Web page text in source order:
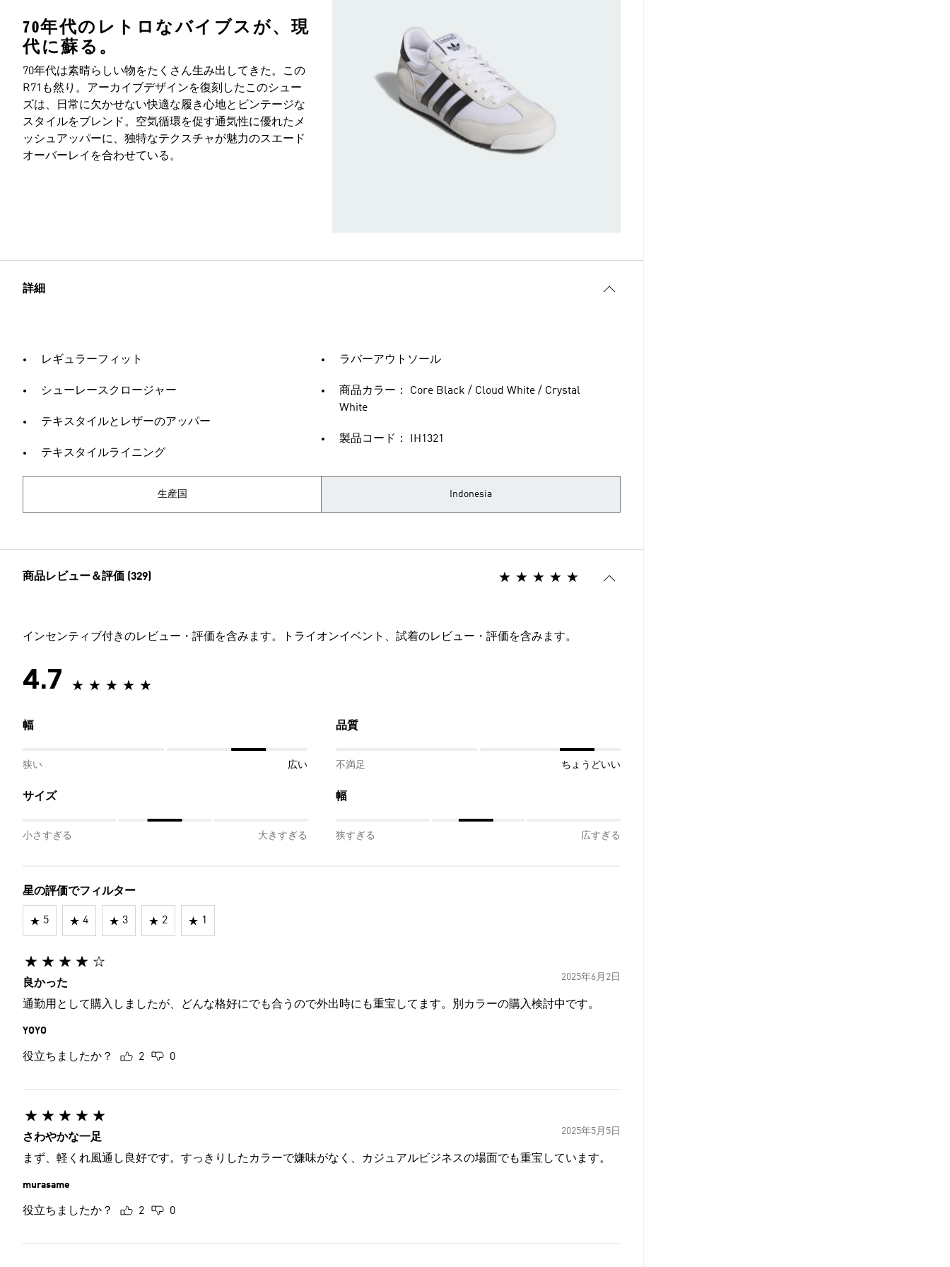
70年代のレトロなバイブスが、現
代に蘇る。
70年代は素晴らしい物をたくさん生み出してきた。この
R71も然り。アーカイブデザインを復刻したこのシュー
ズは、日常に欠かせない快適な履き心地とビンテージな
スタイルをブレンド。空気循環を促す通気性に優れたメ
ッシュアッパーに、独特なテクスチャが魅力のスエード
オーバーレイを合わせている。
詳細
レギュラーフィット
シューレースクロージャー
テキスタイルとレザーのアッパー
テキスタイルライニング
ラバーアウトソール
商品カラー： Core Black / Cloud White / Crystal
White
製品コード： IH1321
生産国 Indonesia
商品レビュー＆評価 (329)
インセンティブ付きのレビュー・評価を含みます。トライオンイベント、試着のレビュー・評価を含みます。
4.7
幅
狭い 広い
品質
不満足 ちょうどいい
サイズ
小さすぎる 大きすぎる
幅
狭すぎる 広すぎる
星の評価でフィルター
5 4 3 2 1
2025年6月2日
良かった
通勤用として購入しましたが、どんな格好にでも合うので外出時にも重宝してます。別カラーの購入検討中です。
YOYO
役立ちましたか？ 2 0
2025年5月5日
さわやかな一足
まず、軽くれ風通し良好です。すっきりしたカラーで嫌味がなく、カジュアルビジネスの場面でも重宝しています。
murasame
役立ちましたか？ 2 0